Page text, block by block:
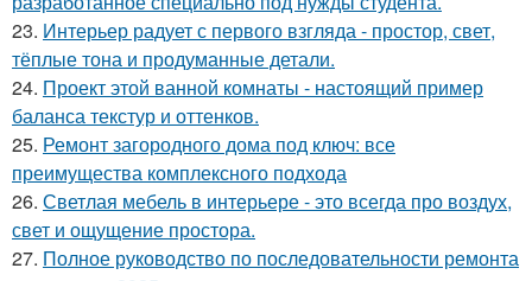
23. Интерьер радует с первого взгляда - простор, свет,
тёплые тона и продуманные детали.
24. Проект этой ванной комнаты - настоящий пример
баланса текстур и оттенков.
25. Ремонт загородного дома под ключ: все
преимущества комплексного подхода
26. Светлая мебель в интерьере - это всегда про воздух,
свет и ощущение простора.
27. Полное руководство по последовательности ремонта